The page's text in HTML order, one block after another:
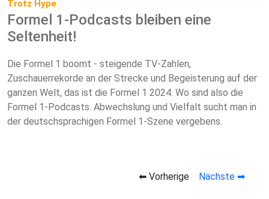
Trotz Hype
Formel 1-Podcasts bleiben eine
Seltenheit!
Die Formel 1 boomt - steigende TV-Zahlen,
Zuschauerrekorde an der Strecke und Begeisterung auf der
ganzen Welt, das ist die Formel 1 2024. Wo sind also die
Formel 1-Podcasts. Abwechslung und Vielfalt sucht man in
der deutschsprachigen Formel 1-Szene vergebens.
⬅ Vorherige Nächste ➡